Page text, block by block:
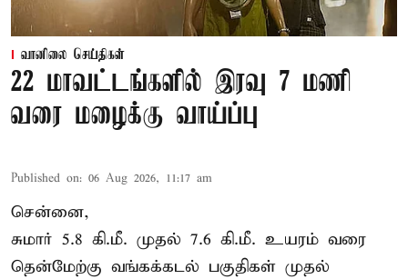
வானிலை செய்திகள்
22 மாவட்டங்களில் இரவு 7 மணி
வரை மழைக்கு வாய்ப்பு
Published on: 06 Aug 2026, 11:17 am
சென்னை,
சுமார் 5.8 கி.மீ. முதல் 7.6 கி.மீ. உயரம் வரை
தென்மேற்கு வங்கக்கடல் பகுதிகள் முதல்